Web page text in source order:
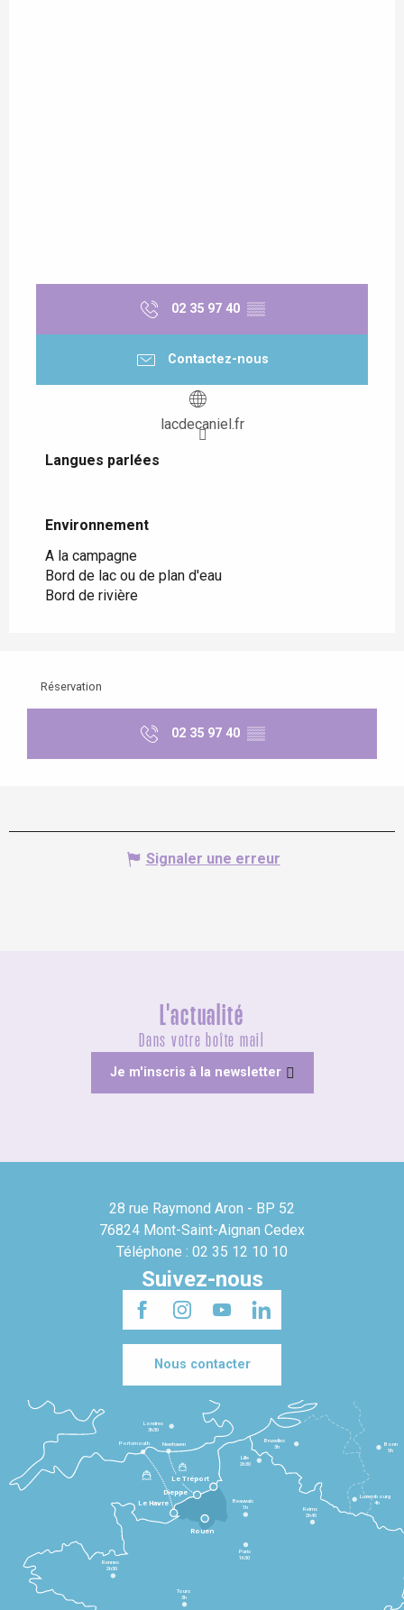
02 35 97 40 ▒▒
Contactez-nous
lacdecaniel.fr
Langues parlées
Langues parlées
Environnement
Environnement
A la campagne
Bord de lac ou de plan d'eau
Bord de rivière
Réservation
02 35 97 40 ▒▒
Signaler une erreur
L'actualité
Dans votre boîte mail
Je m'inscris à la newsletter
28 rue Raymond Aron - BP 52
76824 Mont-Saint-Aignan Cedex
Téléphone : 02 35 12 10 10
Suivez-nous
Nous contacter
Le Havre
Dieppe
Le Tréport
Rennes
2h30
Tours
3h
Paris
1h30
Beauvais
1h
Reims
2h45
Lille
2h30
Bruxelles
3h
Londres
3h30
Newhaven
Portsmouth
Bonn
5h
Luxembourg
4h
Rouen